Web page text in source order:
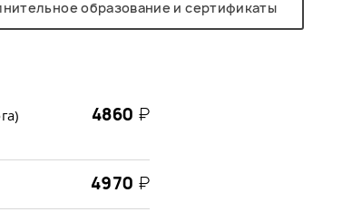
образование и сертификаты
4860 ₽
4970 ₽